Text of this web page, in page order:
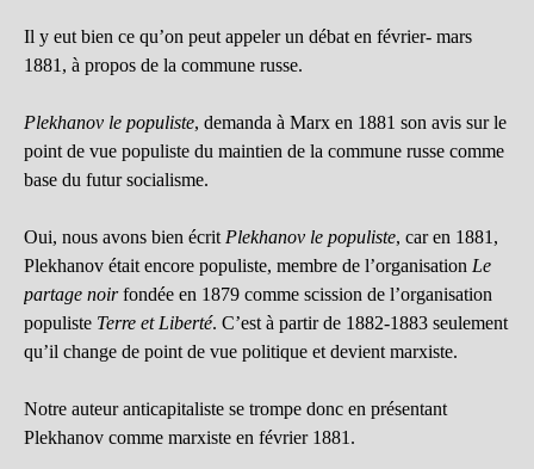
Il y eut bien ce qu’on peut appeler un débat en février- mars
1881, à propos de la commune russe.
Plekhanov le populiste, demanda à Marx en 1881 son avis sur le
point de vue populiste du maintien de la commune russe comme
base du futur socialisme.
Oui, nous avons bien écrit Plekhanov le populiste, car en 1881,
Plekhanov était encore populiste, membre de l’organisation Le
partage noirfondée en 1879 comme scission de l’organisation
populiste Terre et Liberté. C’est à partir de 1882-1883 seulement
qu’il change de point de vue politique et devient marxiste.
Notre auteur anticapitaliste se trompe donc en présentant
Plekhanov comme marxiste en février 1881.